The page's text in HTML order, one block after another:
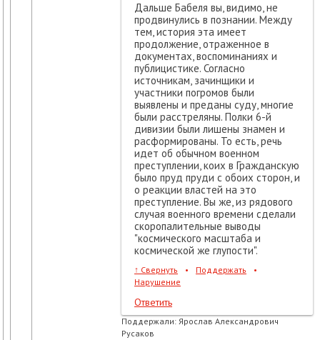
Дальше Бабеля вы, видимо, не
продвинулись в познании. Между
тем, история эта имеет
продолжение, отраженное в
документах, воспоминаниях и
публицистике. Согласно
источникам, зачинщики и
участники погромов были
выявлены и преданы суду, многие
были расстреляны. Полки 6-й
дивизии были лишены знамен и
расформированы. То есть, речь
идет об обычном военном
преступлении, коих в Гражданскую
было пруд пруди с обоих сторон, и
о реакции властей на это
преступление. Вы же, из рядового
случая военного времени сделали
скоропалительные выводы
"космического масштаба и
космической же глупости".
↑ Свернуть • Поддержать
•
Нарушение
Ответить
Поддержали: Ярослав Александрович
Русаков